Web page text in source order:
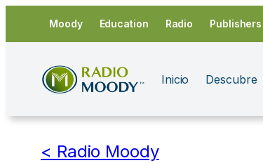
contenido
Moody Education Radio Publishers
Inicio Descubre
< Radio Moody